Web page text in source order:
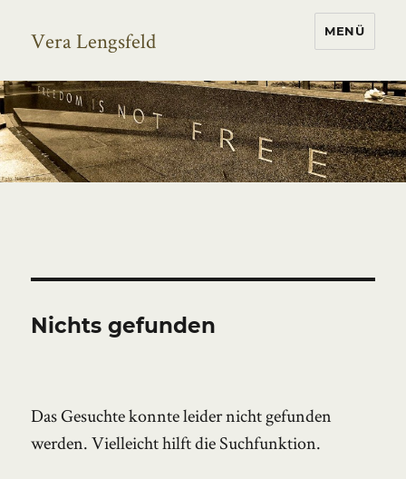
Vera Lengsfeld MENÜ
Nichts gefunden
Das Gesuchte konnte leider nicht gefunden
werden. Vielleicht hilft die Suchfunktion.